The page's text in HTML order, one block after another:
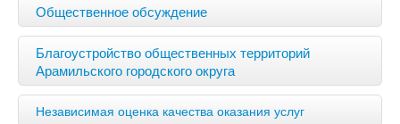
Общественное обсуждение
Благоустройство общественных территорий
Арамильского городского округа
Независимая оценка качества оказания услуг